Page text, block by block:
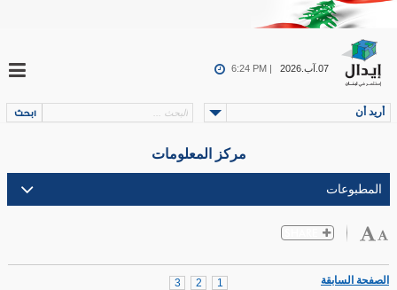
07.آب.2026 6:24 PM |
أريد أن
مركز المعلومات
1
2
3 الصفحة السابقة